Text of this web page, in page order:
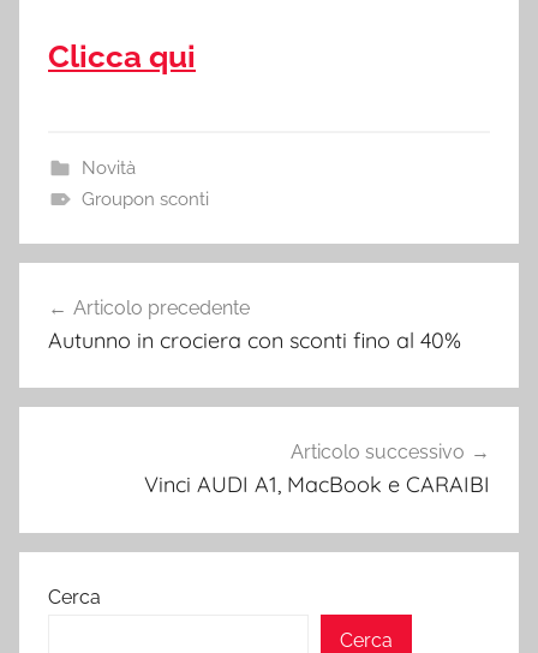
Clicca qui
Novità
Groupon sconti
articoli
Articolo precedente
Autunno in crociera con sconti fino al 40%
Articolo successivo
Vinci AUDI A1, MacBook e CARAIBI
Cerca
Cerca